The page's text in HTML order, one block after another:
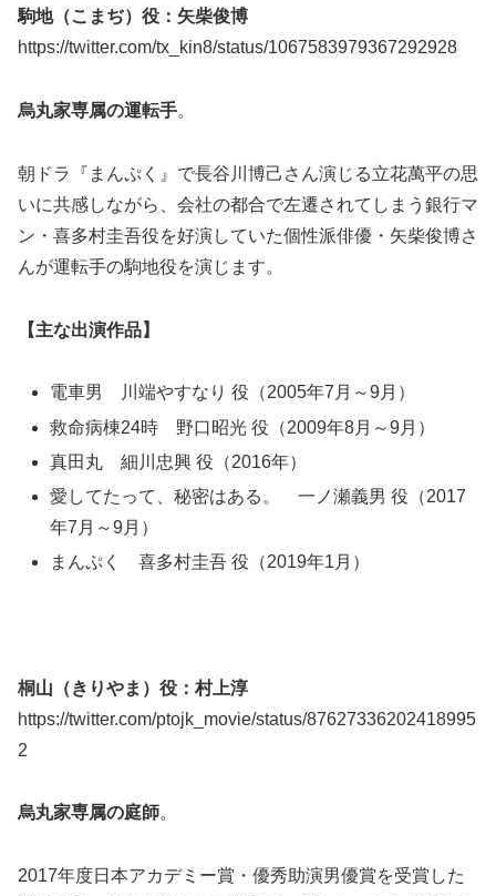
駒地（こまぢ）役：矢柴俊博
https://twitter.com/tx_kin8/status/1067583979367292928
烏丸家専属の運転手。
朝ドラ『まんぷく』で長谷川博己さん演じる立花萬平の思
いに共感しながら、会社の都合で左遷されてしまう銀行マ
ン・喜多村圭吾役を好演していた個性派俳優・矢柴俊博さ
んが運転手の駒地役を演じます。
【主な出演作品】
電車男 川端やすなり 役（2005年7月～9月）
救命病棟24時 野口昭光 役（2009年8月～9月）
真田丸 細川忠興 役（2016年）
愛してたって、秘密はある。 一ノ瀬義男 役（2017
年7月～9月）
まんぷく 喜多村圭吾 役（2019年1月）
桐山（きりやま）役：村上淳
https://twitter.com/ptojk_movie/status/87627336202418995
2
烏丸家専属の庭師。
2017年度日本アカデミー賞・優秀助演男優賞を受賞した